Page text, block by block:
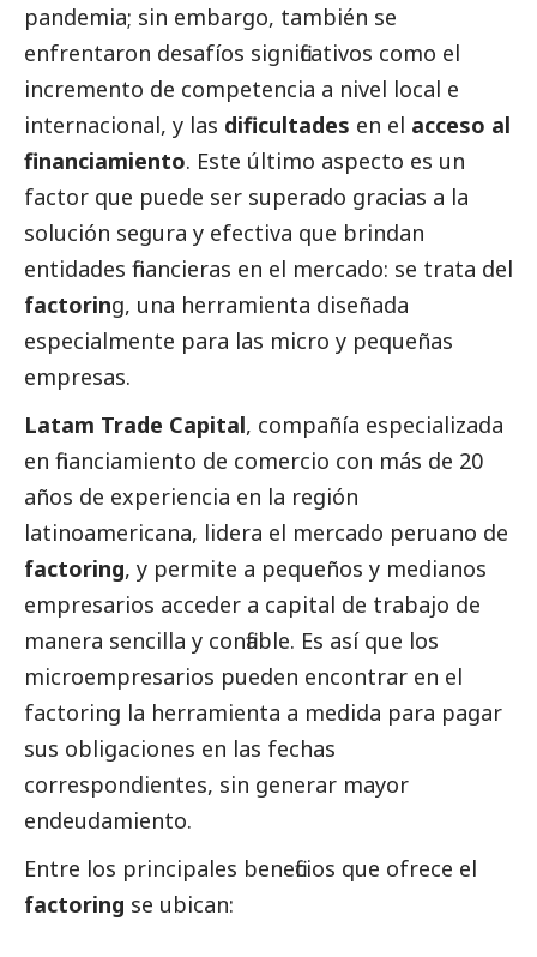
pandemia; sin embargo, también se
enfrentaron desafíos significativos como el
incremento de competencia a nivel local e
internacional, y las dificultades en el acceso al
financiamiento. Este último aspecto es un
factor que puede ser superado gracias a la
solución segura y efectiva que brindan
entidades financieras en el mercado: se trata del
factoring, una herramienta diseñada
especialmente para las micro y pequeñas
empresas.
Latam Trade Capital, compañía especializada
en financiamiento de comercio con más de 20
años de experiencia en la región
latinoamericana, lidera el mercado peruano de
factoring, y permite a pequeños y medianos
empresarios acceder a capital de trabajo de
manera sencilla y confiable. Es así que los
microempresarios pueden encontrar en el
factoring la herramienta a medida para pagar
sus obligaciones en las fechas
correspondientes, sin generar mayor
endeudamiento.
Entre los principales beneficios que ofrece el
factoring se ubican: